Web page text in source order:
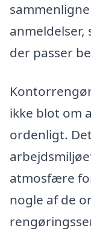
der passer
ikke blot om
ordenligt.
atmosfære
nogle af de